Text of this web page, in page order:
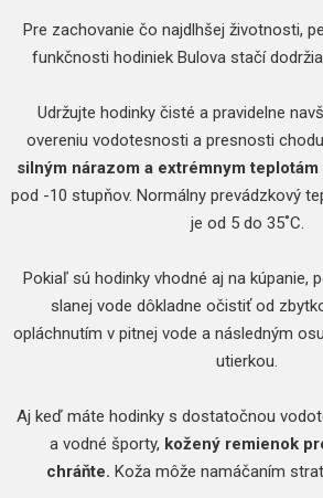
Pre zachovanie čo najdlhšej životnosti,
funkčnosti hodiniek Bulova stačí
Udržujte hodinky čisté a pravidelne
overeniu vodotesnosti a presnosti
silným nárazom a extrémnym teplotám
pod -10 stupňov. Normálny prevádzkový
je od 5 do 35˚C.
Pokiaľ sú hodinky vhodné aj na kúpanie,
slanej vode dôkladne očistiť od
opláchnutím v pitnej vode a následným
utierkou.
Aj keď máte hodinky s dostatočnou
a vodné športy, kožený remienok
chráňte. Koža môže namáčaním